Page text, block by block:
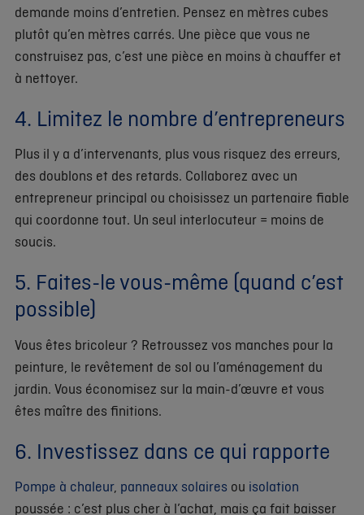
demande moins d’entretien. Pensez en mètres cubes
plutôt qu’en mètres carrés. Une pièce que vous ne
construisez pas, c’est une pièce en moins à chauffer et
à nettoyer.
4. Limitez le nombre d’entrepreneurs
Plus il y a d’intervenants, plus vous risquez des erreurs,
des doublons et des retards. Collaborez avec un
entrepreneur principal ou choisissez un partenaire fiable
qui coordonne tout. Un seul interlocuteur = moins de
soucis.
5. Faites-le vous-même (quand c’est
possible)
Vous êtes bricoleur ? Retroussez vos manches pour la
peinture, le revêtement de sol ou l’aménagement du
jardin. Vous économisez sur la main-d’œuvre et vous
êtes maître des finitions.
6. Investissez dans ce qui rapporte
Pompe à chaleur, panneaux solaires ou isolation
poussée : c’est plus cher à l’achat, mais ça fait baisser